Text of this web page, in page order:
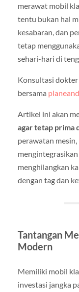
merawat mobil
tentu bukan hal
kesabaran, dan
tetap
sehari-hari di
Konsultasi
bersama
Artikel ini akan
agar tetap prima
perawatan
menghilangkan
dengan tag dan
Tantangan
Modern
Memiliki mobil
investasi jangka